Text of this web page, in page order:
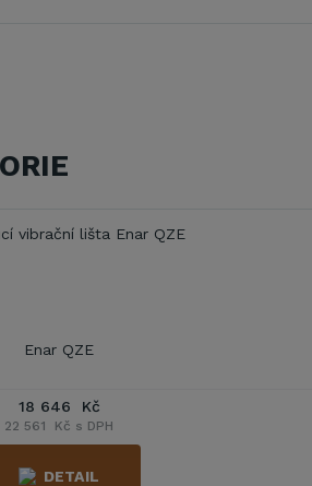
Enar QZE
18 646 Kč
22 561 Kč s DPH
DETAIL